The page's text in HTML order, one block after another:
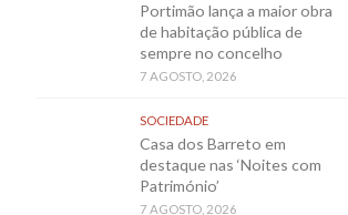
Portimão lança a maior obra
de habitação pública de
sempre no concelho
7 AGOSTO, 2026
SOCIEDADE
Casa dos Barreto em
destaque nas ‘Noites com
Património’
7 AGOSTO, 2026